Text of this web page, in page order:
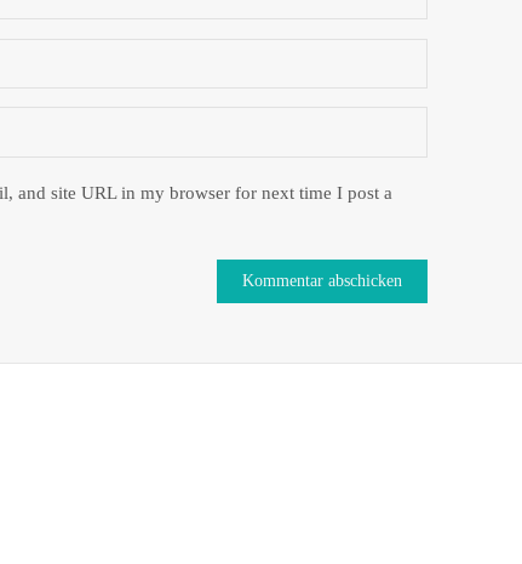
and site URL in my browser for next time I post a